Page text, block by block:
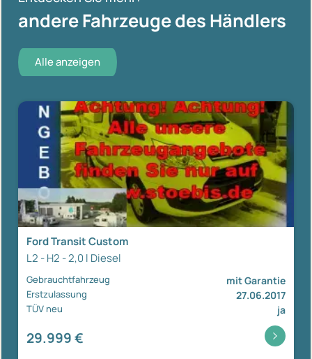
andere Fahrzeuge des Händlers
Alle anzeigen
Ford Transit Custom
L2 - H2 - 2,0 l Diesel
Gebrauchtfahrzeug mit Garantie
Erstzulassung 27.06.2017
TÜV neu ja
29.999 €